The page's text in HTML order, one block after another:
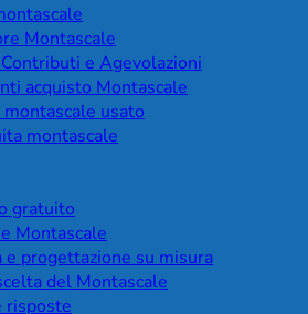
Montascale
e Agevolazioni
acquisto Montascale
usato
montascale
gratuito
Montascale
e progettazione su misura
del Montascale
risposte